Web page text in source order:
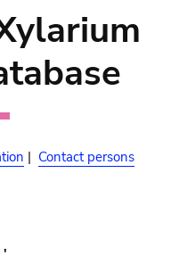
| Contact persons
'